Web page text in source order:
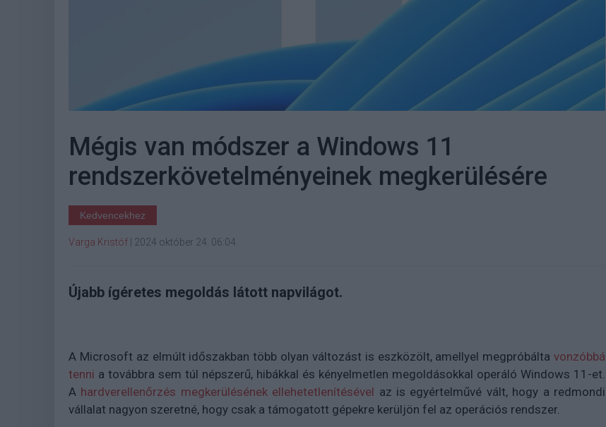
Mégis van módszer a Windows 11
rendszerkövetelményeinek megkerülésére
Kedvencekhez
Varga Kristóf 2024 október 24. 06:04
Újabb ígéretes megoldás látott napvilágot.
A Microsoft az elmúlt időszakban több olyan változást is eszközölt, amellyel megpróbálta vonzóbbá
tenni a továbbra sem túl népszerű, hibákkal és kényelmetlen megoldásokkal operáló Windows 11-et.
A hardverellenőrzés megkerülésének ellehetetlenítésével az is egyértelművé vált, hogy a redmondi
vállalat nagyon szeretné, hogy csak a támogatott gépekre kerüljön fel az operációs rendszer.